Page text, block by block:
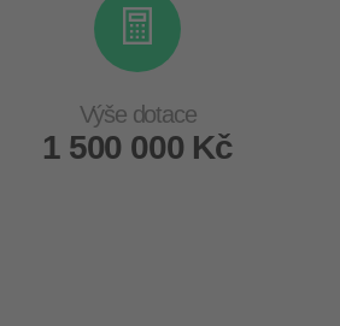
Výše dotace
1 500 000 Kč